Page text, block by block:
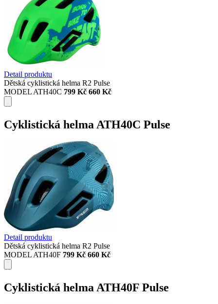
Detail produktu
Dětská cyklistická helma R2 Pulse
MODEL ATH40C 799 Kč 660 Kč
Cyklistická helma ATH40C Pulse
Detail produktu
Dětská cyklistická helma R2 Pulse
MODEL ATH40F 799 Kč 660 Kč
Cyklistická helma ATH40F Pulse